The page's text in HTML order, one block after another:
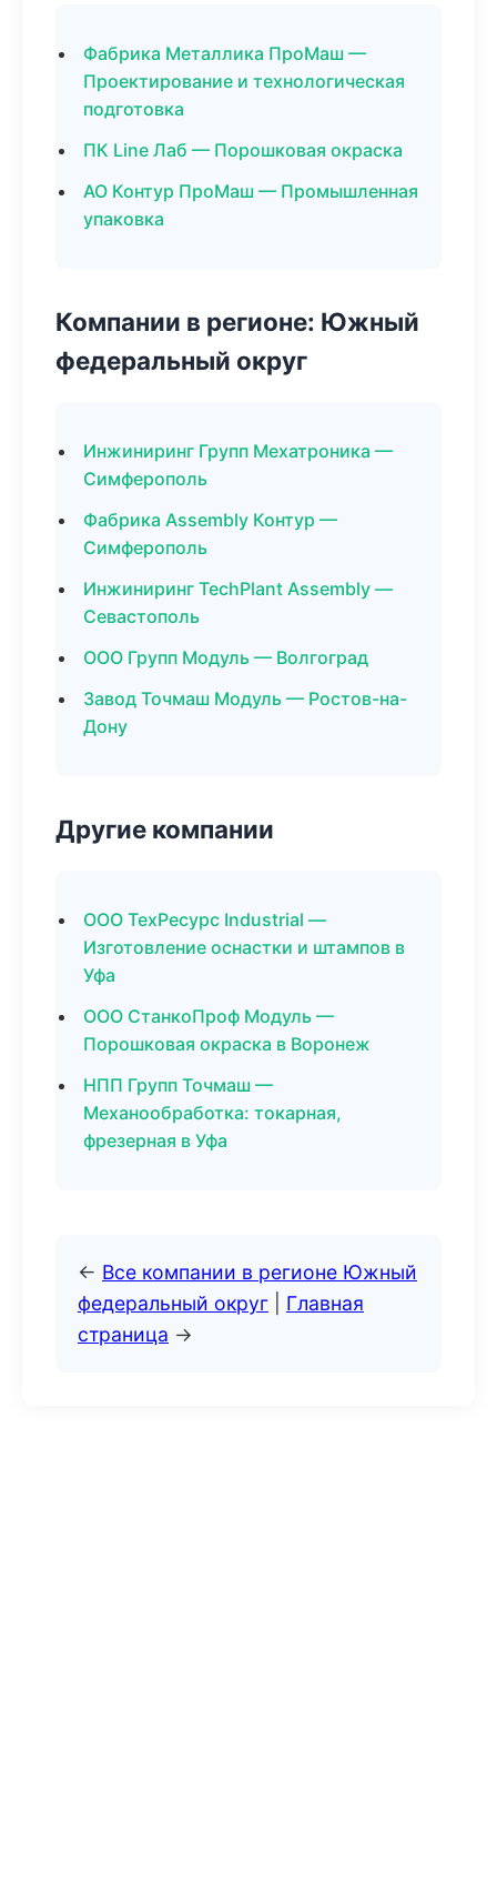
Фабрика Металлика ПроМаш —
Проектирование и технологическая
подготовка
ПК Line Лаб — Порошковая окраска
АО Контур ПроМаш — Промышленная
упаковка
Компании в регионе: Южный
федеральный округ
Инжиниринг Групп Мехатроника —
Симферополь
Фабрика Assembly Контур —
Симферополь
Инжиниринг TechPlant Assembly —
Севастополь
ООО Групп Модуль — Волгоград
Завод Точмаш Модуль — Ростов-на-
Дону
Другие компании
ООО ТехРесурс Industrial —
Изготовление оснастки и штампов в
Уфа
ООО СтанкоПроф Модуль —
Порошковая окраска в Воронеж
НПП Групп Точмаш —
Механообработка: токарная,
фрезерная в Уфа
← Все компании в регионе Южный
федеральный округ
Главная
страница →